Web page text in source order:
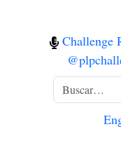
Challenge
Buscar